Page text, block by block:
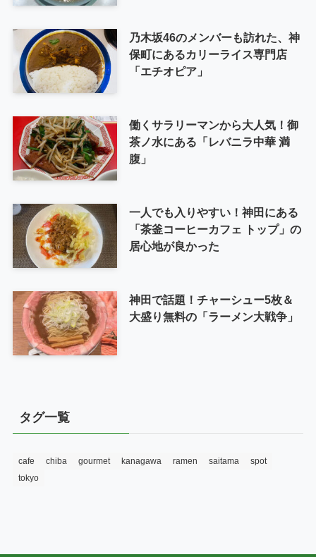
乃木坂46のメンバーも訪れた、神
保町にあるカリーライス専門店
「エチオピア」
働くサラリーマンから大人気！御
茶ノ水にある「レバニラ中華 満
腹」
一人でも入りやすい！神田にある
「茶釜コーヒーカフェ トップ」の
居心地が良かった
神田で話題！チャーシュー5枚＆
大盛り無料の「ラーメン大戦争」
タグ一覧
cafe chiba gourmet kanagawa ramen saitama
spot
tokyo